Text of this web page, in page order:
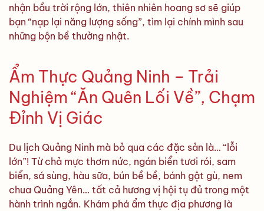
nhận bầu trời rộng lớn, thiên nhiên hoang sơ sẽ giúp
bạn “nạp lại năng lượng sống”, tìm lại chính mình sau
những bộn bề thường nhật.
Ẩm Thực Quảng Ninh – Trải
Nghiệm “Ăn Quên Lối Về”, Chạm
Đỉnh Vị Giác
Du lịch Quảng Ninh mà bỏ qua các đặc sản là… “lỗi
lớn”! Từ chả mực thơm nức, ngán biển tươi rói, sam
biển, sá sùng, hàu sữa, bún bề bề, bánh gật gù, nem
chua Quảng Yên… tất cả hương vị hội tụ đủ trong một
hành trình ngắn. Khám phá ẩm thực địa phương là